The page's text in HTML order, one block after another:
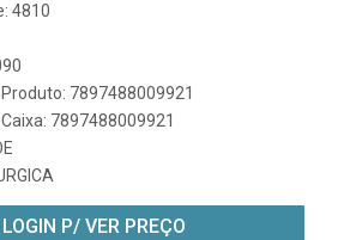
4810
7897488009921
7897488009921
LOGIN P/ VER PREÇO